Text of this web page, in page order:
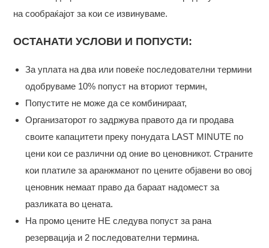
на сообраќајот за кои се извинуваме.
ОСТАНАТИ УСЛОВИ И ПОПУСТИ:
За уплата на два или повеќе последователни термини
одобруваме 10% попуст на вториот термин,
Попустите не може да се комбинираат,
Организаторот го задржува правото да ги продава
своите капацитети преку понудата LAST MINUTE по
цени кои се различни од оние во ценовникот. Страните
кои платиле за аранжманот по цените објавени во овој
ценовник немаат право да бараат надомест за
разликата во цената.
На промо цените НЕ следува попуст за рана
резервација и 2 последователни термина.